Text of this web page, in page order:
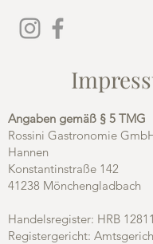
Angaben gemäß § 5 TMG
Rossini Gastronomie
Hannen
Konstantinstraße 142
41238 Mönchengladbach
Handelsregister: HRB 12811
Registergericht: